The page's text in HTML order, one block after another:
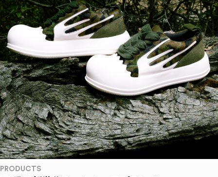
PRODUCTS